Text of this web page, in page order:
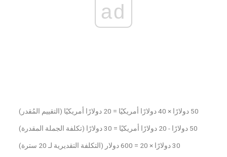
ad
50 دولارًا × 40 دولارًا أمريكيًا = 20 دولارًا أمريكيًا (التقييم المُقدر)
50 دولارًا - 20 دولارًا أمريكيًا = 30 دولارًا (تكلفة الجملة المقدرة)
30 دولارًا × 20 = 600 دولار (التكلفة التقديرية لـ 20 سترة)